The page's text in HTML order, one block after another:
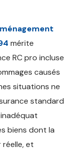
mérite
RC pro incluse
causés
situations ne
standard
biens dont la
réelle, et